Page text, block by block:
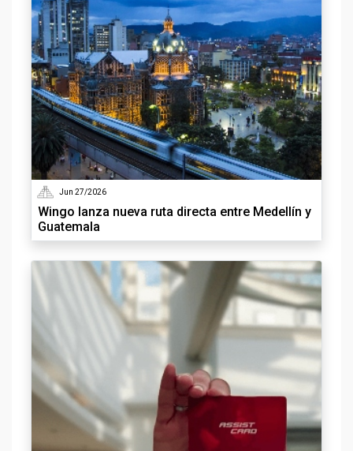
Jun 27/2026
Wingo lanza nueva ruta directa entre Medellín y
Guatemala